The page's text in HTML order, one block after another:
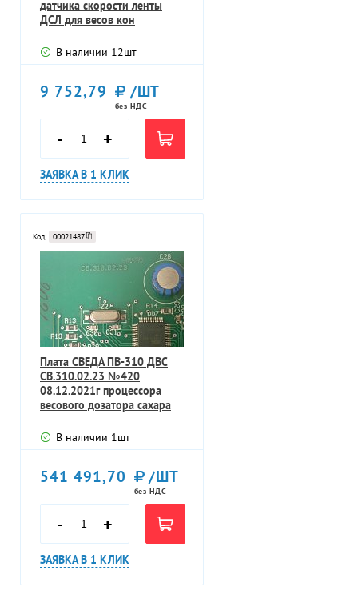
датчика скорости ленты
ДСЛ для весов кон
В наличии 12шт
9 752,79 /ШТ
без НДС
- +
ЗАЯВКА В 1 КЛИК
Код: 00021487
Плата СВЕДА ПВ-310 ДВС
СВ.310.02.23 №420
08.12.2021г процессора
весового дозатора сахара
В наличии 1шт
541 491,70 /ШТ
без НДС
- +
ЗАЯВКА В 1 КЛИК